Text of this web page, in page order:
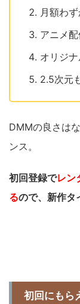
月額わ
アニメ
オリジ
2.5次元
DMMの良さは
ンス。
初回登録でレン
るので、新作タ
初回にもら